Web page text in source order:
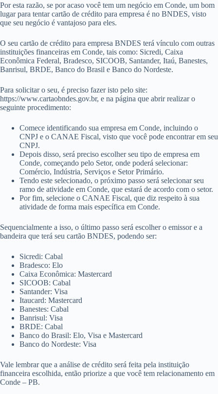
Por esta razão, se por acaso você tem um negócio em Conde, um bom
lugar para tentar cartão de crédito para empresa é no BNDES, visto
que seu negócio é vantajoso para eles.
O seu cartão de crédito para empresa BNDES terá vínculo com outras
instituições financeiras em Conde, tais como: Sicredi, Caixa
Econômica Federal, Bradesco, SICOOB, Santander, Itaú, Banestes,
Banrisul, BRDE, Banco do Brasil e Banco do Nordeste.
Para solicitar o seu, é preciso fazer isto pelo site:
https://www.cartaobndes.gov.br, e na página que abrir realizar o
seguinte procedimento:
Comece identificando sua empresa em Conde, incluindo o
CNPJ e o CANAE Fiscal, visto que você pode encontrar em seu
CNPJ.
Depois disso, será preciso escolher seu tipo de empresa em
Conde, começando pelo Setor, onde poderá selecionar:
Comércio, Indústria, Serviços e Setor Primário.
Tendo este selecionado, o próximo passo será selecionar seu
ramo de atividade em Conde, que estará de acordo com o setor.
Por fim, selecione o CANAE Fiscal, que diz respeito à sua
atividade de forma mais específica em Conde.
Sequencialmente a isso, o último passo será escolher o emissor e a
bandeira que terá seu cartão BNDES, podendo ser:
Sicredi: Cabal
Bradesco: Elo
Caixa Econômica: Mastercard
SICOOB: Cabal
Santander: Visa
Itaucard: Mastercard
Banestes: Cabal
Banrisul: Visa
BRDE: Cabal
Banco do Brasil: Elo, Visa e Mastercard
Banco do Nordeste: Visa
Vale lembrar que a análise de crédito será feita pela instituição
financeira escolhida, então priorize a que você tem relacionamento em
Conde – PB.